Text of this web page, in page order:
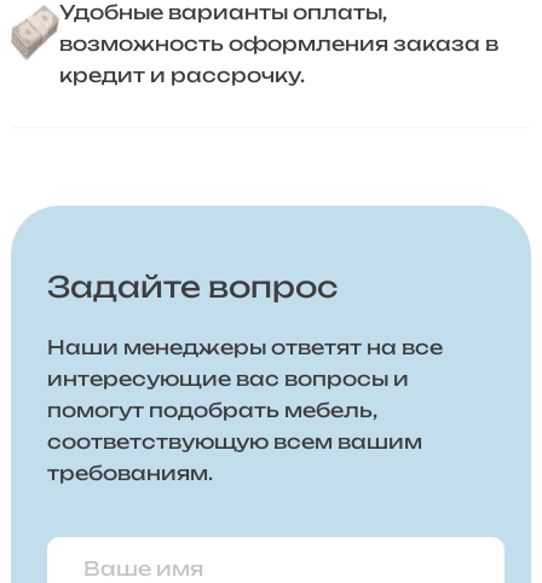
Удобные варианты оплаты,
возможность оформления заказа в
кредит и рассрочку.
Задайте вопрос
Наши менеджеры ответят на все
интересующие вас вопросы и
помогут подобрать мебель,
соответствующую всем вашим
требованиям.